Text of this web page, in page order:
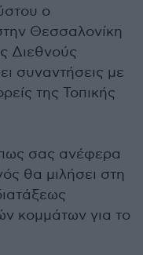
ο
Θεσσαλονίκη
Διεθνούς
συναντήσεις με
της Τοπικής
σας ανέφερα
θα μιλήσει στη
κομμάτων για το